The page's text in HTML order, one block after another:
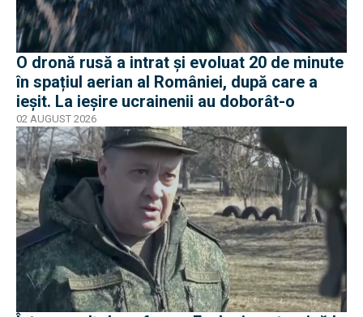
O dronă rusă a intrat și evoluat 20 de minute
în spațiul aerian al României, după care a
ieșit. La ieșire ucrainenii au doborât-o
02 AUGUST 2026